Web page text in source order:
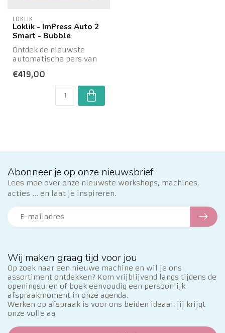
LOKLIK
Loklik - ImPress Auto 2
Smart - Bubble
Ontdek de nieuwste
automatische pers van
creativiteit tot een h...
€419,00
Wij maken graag tijd voor jou
Op zoek naar een nieuwe machine en wil je ons
assortiment ontdekken? Kom vrijblijvend langs tijdens de
openingsuren of boek eenvoudig een persoonlijk
afspraakmoment in onze agenda.
Werken op afspraak is voor ons beiden ideaal: jij krijgt
onze volle aa
Abonneer je op onze nieuwsbrief
Lees mee over onze nieuwste workshops, machines,
acties ... en laat je inspireren.